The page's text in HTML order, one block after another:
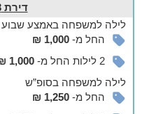
דירת 3 חדרי שינה
לילהלמשפחה באמצע שבוע
החל מ-1,000 ₪
2 לילות החל מ-
1,000 ₪
לילהלמשפחה בסופ”ש
החל מ-1,250 ₪